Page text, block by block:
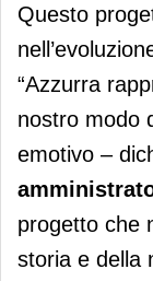
Questo
“Azzurra
nostro modo
emotivo –
progetto che
storia e della